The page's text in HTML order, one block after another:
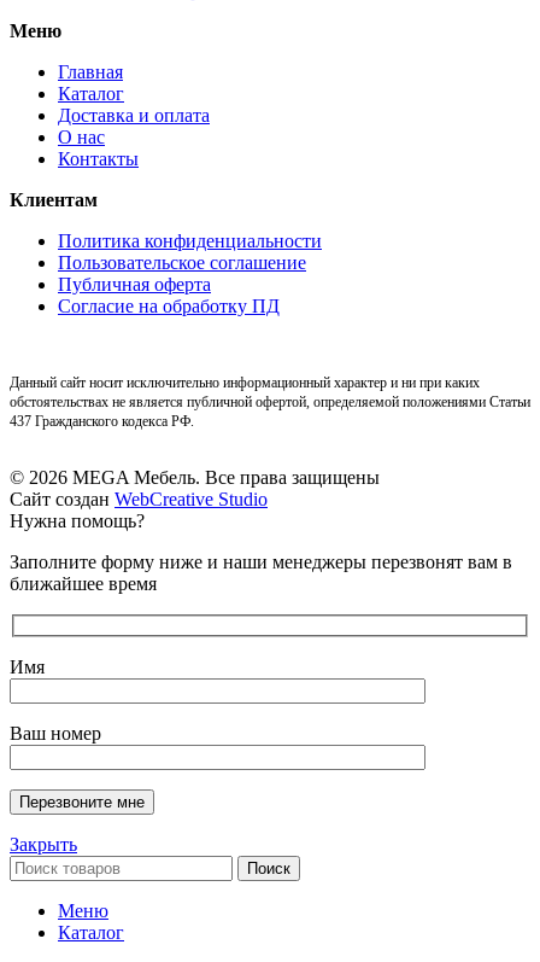
Меню
Главная
Каталог
Доставка и оплата
О нас
Контакты
Клиентам
Политика конфиденциальности
Пользовательское соглашение
Публичная оферта
Согласие на обработку ПД
Данный сайт носит исключительно информационный характер и ни при каких
обстоятельствах не является публичной офертой, определяемой положениями Статьи
437 Гражданского кодекса РФ.
© 2026 MEGA Мебель. Все права защищены
Сайт создан WebCreative Studio
Нужна помощь?
Заполните форму ниже и наши менеджеры перезвонят вам в
ближайшее время
Имя
Ваш номер
Закрыть
Поиск
Меню
Каталог